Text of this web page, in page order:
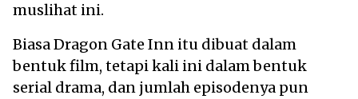
muslihat ini.
Biasa Dragon Gate Inn itu dibuat dalam
bentuk film, tetapi kali ini dalam bentuk
serial drama, dan jumlah episodenya pun